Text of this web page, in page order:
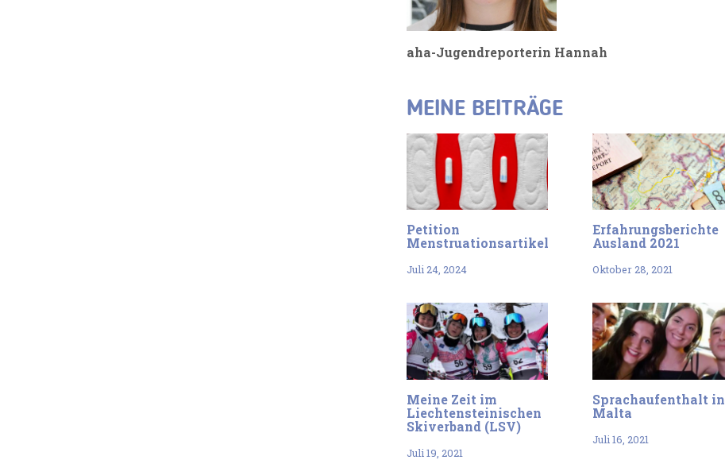
aha-Jugendreporterin Hannah
MEINE BEITRÄGE
Petition
Menstruationsartikel
Juli 24, 2024
Erfahrungsberichte
Ausland 2021
Oktober 28, 2021
Meine Zeit im
Liechtensteinischen
Skiverband (LSV)
Juli 19, 2021
Sprachaufenthalt in
Malta
Juli 16, 2021